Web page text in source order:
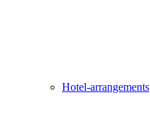
Hotel-arrangements